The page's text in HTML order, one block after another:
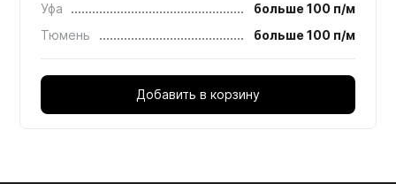
Уфа
больше 100 п/м
Тюмень
больше 100 п/м
Добавить в корзину